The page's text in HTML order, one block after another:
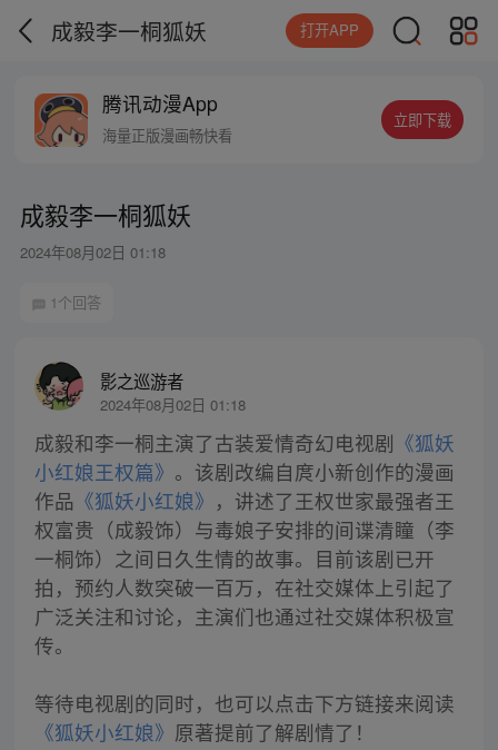
成毅李一桐狐妖 打开APP
腾讯动漫App
海量正版漫画畅快看
立即下载
成毅李一桐狐妖
2024年08月02日 01:18
1个回答
影之巡游者
2024年08月02日 01:18
成毅和李一桐主演了古装爱情奇幻电视剧 《狐妖
小红娘王权篇》 。该剧改编自庹小新创作的漫画
作品 《狐妖小红娘》 ，讲述了王权世家最强者王
权富贵（成毅饰）与毒娘子安排的间谍清瞳（李
一桐饰）之间日久生情的故事。目前该剧已开
拍，预约人数突破一百万，在社交媒体上引起了
广泛关注和讨论，主演们也通过社交媒体积极宣
传。
等待电视剧的同时，也可以点击下方链接来阅读
《狐妖小红娘》 原著提前了解剧情了！